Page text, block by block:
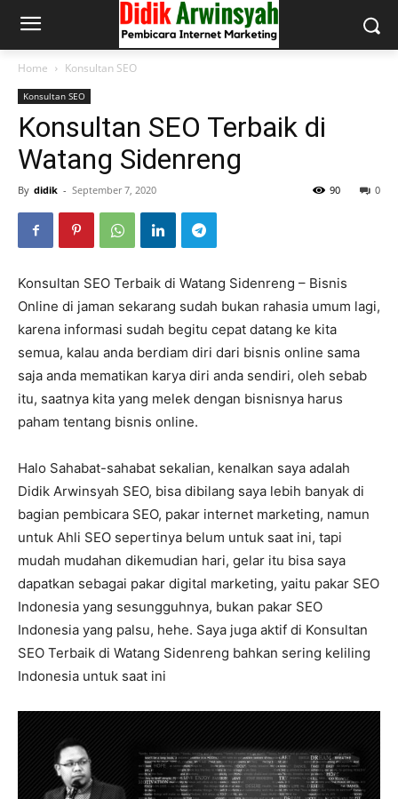
Home Konsultan SEO
Konsultan SEO
Konsultan SEO Terbaik di
Watang Sidenreng
By didik - September 7, 2020 0
90
Konsultan SEO Terbaik di Watang Sidenreng – Bisnis
Online di jaman sekarang sudah bukan rahasia umum lagi,
karena informasi sudah begitu cepat datang ke kita
semua, kalau anda berdiam diri dari bisnis online sama
saja anda mematikan karya diri anda sendiri, oleh sebab
itu, saatnya kita yang melek dengan bisnisnya harus
paham tentang bisnis online.
Halo Sahabat-sahabat sekalian, kenalkan saya adalah
Didik Arwinsyah SEO, bisa dibilang saya lebih banyak di
bagian pembicara SEO, pakar internet marketing, namun
untuk Ahli SEO sepertinya belum untuk saat ini, tapi
mudah mudahan dikemudian hari, gelar itu bisa saya
dapatkan sebagai pakar digital marketing, yaitu pakar SEO
Indonesia yang sesungguhnya, bukan pakar SEO
Indonesia yang palsu, hehe. Saya juga aktif di Konsultan
SEO Terbaik di Watang Sidenreng bahkan sering keliling
Indonesia untuk saat ini